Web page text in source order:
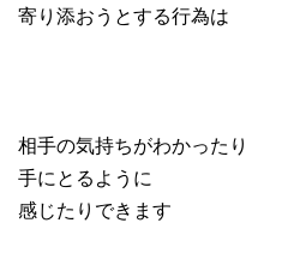
寄り添おうとする行為は
相手の気持ちがわかったり
手にとるように
感じたりできます